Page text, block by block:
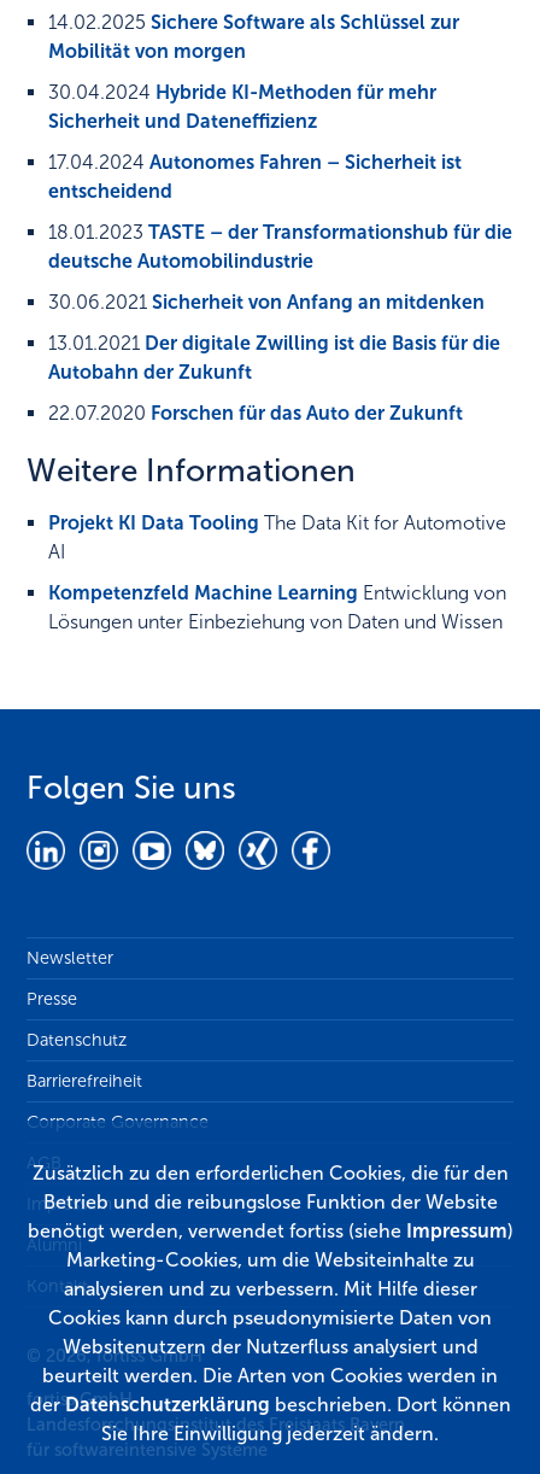
14.02.2025 Sichere Software als Schlüssel zur
Mobilität von morgen
30.04.2024 Hybride KI-Methoden für mehr
Sicherheit und Dateneffizienz
17.04.2024 Autonomes Fahren – Sicherheit ist
entscheidend
18.01.2023 TASTE – der Transformationshub für die
deutsche Automobilindustrie
30.06.2021 Sicherheit von Anfang an mitdenken
13.01.2021 Der digitale Zwilling ist die Basis für die
Autobahn der Zukunft
22.07.2020 Forschen für das Auto der Zukunft
Weitere Informationen
Projekt KI Data Tooling The Data Kit for Automotive
AI
Kompetenzfeld Machine Learning Entwicklung von
Lösungen unter Einbeziehung von Daten und Wissen
Folgen Sie uns
Newsletter
Presse
Datenschutz
Barrierefreiheit
Corporate Governance
AGB
Impressum
Alumni
Kontakt
© 2026, fortiss GmbH
fortiss GmbH
Landesforschungsinstitut des Freistaats Bayern
für softwareintensive Systeme
Zusätzlich zu den erforderlichen Cookies, die für den
Betrieb und die reibungslose Funktion der Website
benötigt werden, verwendet fortiss (siehe Impressum)
Marketing-Cookies, um die Websiteinhalte zu
analysieren und zu verbessern. Mit Hilfe dieser
Cookies kann durch pseudonymisierte Daten von
Websitenutzern der Nutzerfluss analysiert und
beurteilt werden. Die Arten von Cookies werden in
derDatenschutzerklärung beschrieben. Dort können
Sie Ihre Einwilligung jederzeit ändern.